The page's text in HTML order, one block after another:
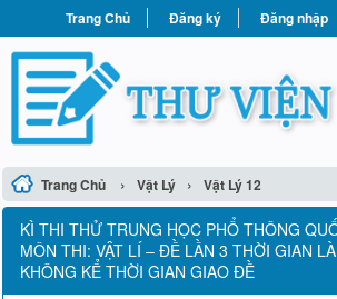
Trang Chủ Đăng ký Đăng nhập
Trang Chủ › Vật Lý › Vật Lý 12
KÌ THI THỬ TRUNG HỌC PHỔ THÔNG
MÔN THI: VẬT LÍ – ĐỀ LẦN 3 THỜI GIAN
KHÔNG KỂ THỜI GIAN GIAO ĐỀ